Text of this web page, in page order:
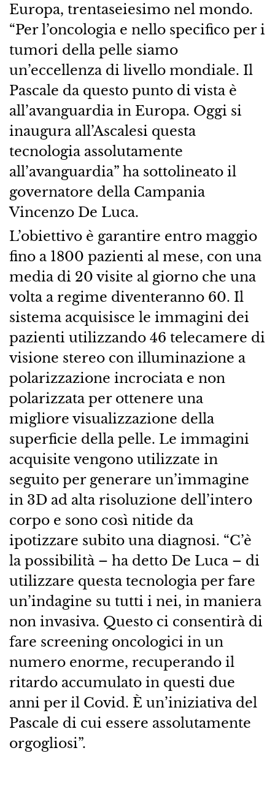
Europa, trentaseiesimo nel mondo.
“Per l’oncologia e nello specifico per i
tumori della pelle siamo
un’eccellenza di livello mondiale. Il
Pascale da questo punto di vista è
all’avanguardia in Europa. Oggi si
inaugura all’Ascalesi questa
tecnologia assolutamente
all’avanguardia” ha sottolineato il
governatore della Campania
Vincenzo De Luca.
L’obiettivo è garantire entro maggio
fino a 1800 pazienti al mese, con una
media di 20 visite al giorno che una
volta a regime diventeranno 60. Il
sistema acquisisce le immagini dei
pazienti utilizzando 46 telecamere di
visione stereo con illuminazione a
polarizzazione incrociata e non
polarizzata per ottenere una
migliore visualizzazione della
superficie della pelle. Le immagini
acquisite vengono utilizzate in
seguito per generare un’immagine
in 3D ad alta risoluzione dell’intero
corpo e sono così nitide da
ipotizzare subito una diagnosi. “C’è
la possibilità – ha detto De Luca – di
utilizzare questa tecnologia per fare
un’indagine su tutti i nei, in maniera
non invasiva. Questo ci consentirà di
fare screening oncologici in un
numero enorme, recuperando il
ritardo accumulato in questi due
anni per il Covid. È un’iniziativa del
Pascale di cui essere assolutamente
orgogliosi”.